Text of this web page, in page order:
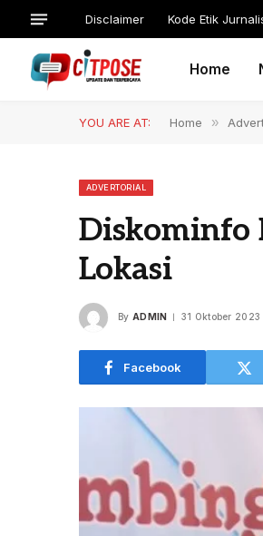
Disclaimer Kode Etik
Home
YOU ARE AT: Home »
ADVERTORIAL
Diskominfo
Lokasi
By ADMIN 31 Oktober 2023
Facebook